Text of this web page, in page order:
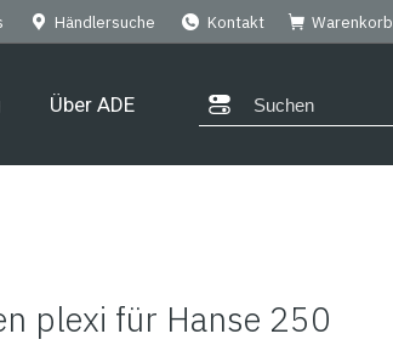
Händlersuche Kontakt Warenkorb
Über ADE
plexi für Hanse 250